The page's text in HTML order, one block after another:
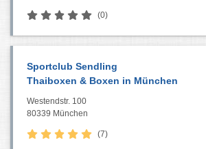
(0)
Sportclub Sendling
Thaiboxen & Boxen in München
Westendstr. 100
80339 München
(7)